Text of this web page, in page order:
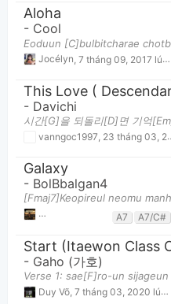
Aloha
- Cool
Jocélyn 7 tháng 09, 2017 lúc 12:17am
This Love (
- Davichi
vanngoc1997 23 tháng 03, 2016 lúc 11:20pm
Galaxy
- BolBbalgan4
MellowSkypiea 17 tháng
A7 A7/C#
Start (Itaewon Class
- Gaho (가호)
Duy Võ 7 tháng 03, 2020 lúc 05:58am